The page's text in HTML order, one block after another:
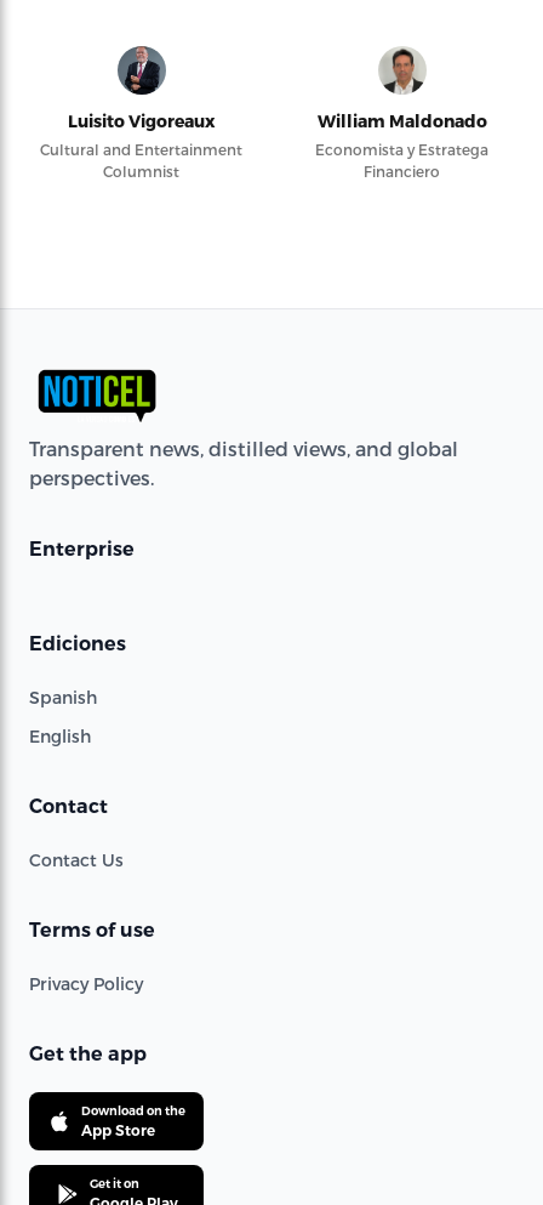
Luisito Vigoreaux
Cultural and Entertainment
Columnist
William Maldonado
Economista y Estratega
Financiero
Transparent news, distilled views, and global
perspectives.
Enterprise
Ediciones
Spanish
English
Contact
Contact Us
Terms of use
Privacy Policy
Get the app
Download on the
App Store
Get it on